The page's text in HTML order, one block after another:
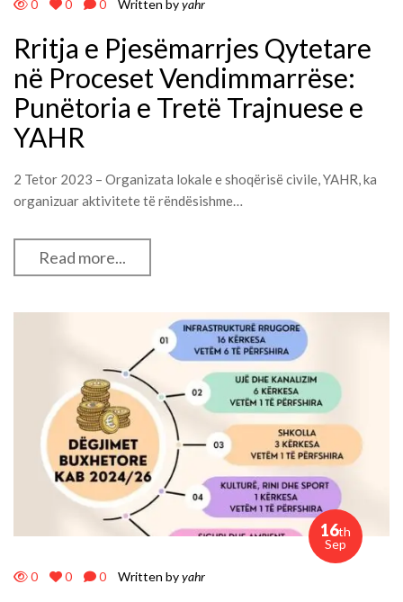
0 0 0 Written byyahr
Rritja e Pjesëmarrjes Qytetare
në Proceset Vendimmarrëse:
Punëtoria e Tretë Trajnuese e
YAHR
2 Tetor 2023 – Organizata lokale e shoqërisë civile, YAHR, ka
organizuar aktivitete të rëndësishme…
Read more...
16th
Sep
0 0 0 Written byyahr